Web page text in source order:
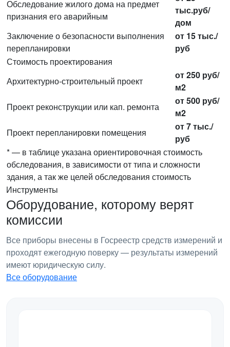
Обследование жилого дома на предмет
признания его аварийным
тыс.руб/
дом
Заключение о безопасности выполнения
перепланировки
от 15 тыс./
руб
Стоимость проектирования
Архитектурно-строительный проект
от 250 руб/
м2
Проект реконструкции или кап. ремонта
от 500 руб/
м2
Проект перепланировки помещения
от 7 тыс./
руб
* — в таблице указана ориентировочная стоимость
обследования, в зависимости от типа и сложности
здания, а так же целей обследования стоимость
Инструменты
Оборудование, которому верят
комиссии
Все приборы внесены в Госреестр средств измерений и
проходят ежегодную поверку — результаты измерений
имеют юридическую силу.
Все оборудование